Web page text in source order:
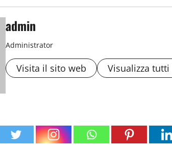
admin
Administrator
Visita il sito web Visualizza